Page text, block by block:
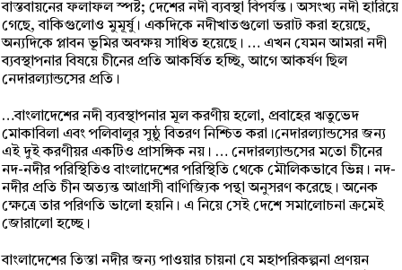
বাস্তবায়নের ফলাফল স্পষ্ট; দেশের নদী ব্যবস্থা বিপর্যন্ত। অসংখ্য নদী হারিয়ে
গেছে, বাকিগুলোও মুমূর্ষু। একদিকে নদীখাতগুলো ভরাট করা হয়েছে,
অন্যদিকে প্লাবন ভূমির অবক্ষয় সাধিত হয়েছে। … এখন যেমন আমরা নদী
ব্যবস্থাপনার বিষয়ে চীনের প্রতি আকর্ষিত হচ্ছি, আগে আকর্ষণ ছিল
নেদারল্যান্ডসের প্রতি।
…বাংলাদেশের নদী ব্যবস্থাপনার মূল করণীয় হলো, প্রবাহের ঋতুভেদ
মোকাবিলা এবং পলিবালুর সুষ্ঠু বিতরণ নিশ্চিত করা।নেদারল্যান্ডসের জন্য
এই দুই করণীয়র একটিও প্রাসঙ্গিক নয়। … নেদারল্যান্ডসের মতো চীনের
নদ-নদীর পরিস্থিতিও বাংলাদেশের পরিস্থিতি থেকে মৌলিকভাবে ভিন্ন। নদ-
নদীর প্রতি চীন অত্যন্ত আগ্রাসী বাণিজ্যিক পন্থা অনুসরণ করেছে। অনেক
ক্ষেত্রে তার পরিণতি ভালো হয়নি। এ নিয়ে সেই দেশে সমালোচনা ক্রমেই
জোরালো হচ্ছে।
বাংলাদেশের তিস্তা নদীর জন্য পাওয়ার চায়না যে মহাপরিকল্পনা প্রণয়ন